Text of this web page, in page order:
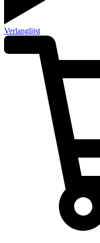
Verlanglijst